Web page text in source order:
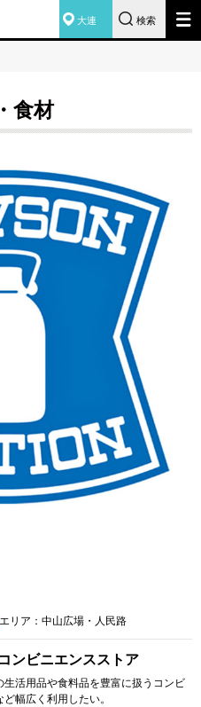
大連 検索
食材
エリア：中山広場・人民路
ンビニエンスストア
活用品や食料品を豊富に扱うコンビ
幅広く利用したい。